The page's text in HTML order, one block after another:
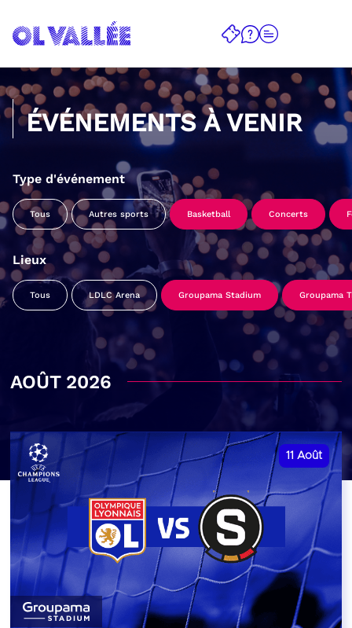
ÉVÉNEMENTS À VENIR
Type d'événement
Tous Autres sports Basketball Concerts
Lieux
Tous LDLC Arena Groupama Stadium Groupama
AOÛT 2026
11 Août